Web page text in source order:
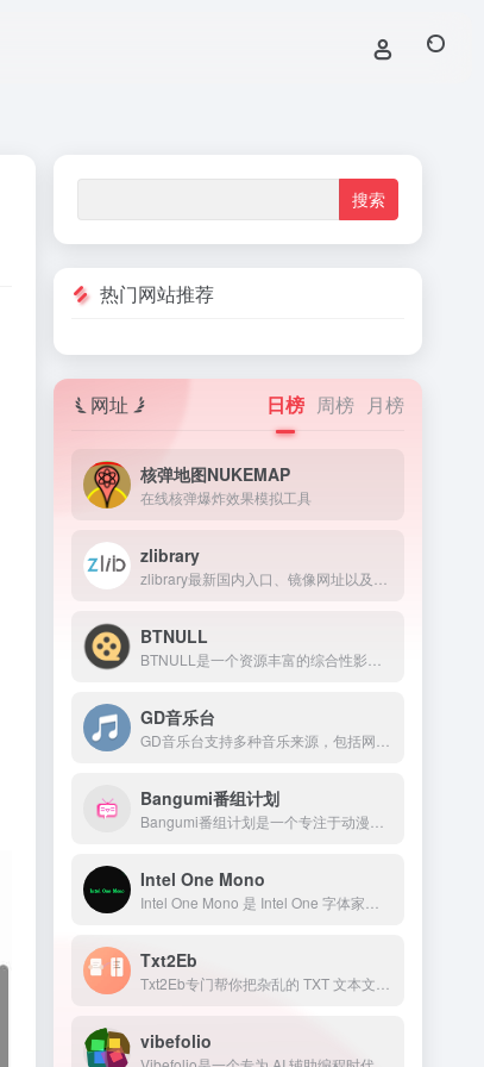
热门网站推荐
网址 日榜 周榜 月榜
核弹地图NUKEMAP
在线核弹爆炸效果模拟工具
zlibrary
BTNULL
GD音乐台
Bangumi番组计划
Intel One Mono
Txt2Eb
vibefolio